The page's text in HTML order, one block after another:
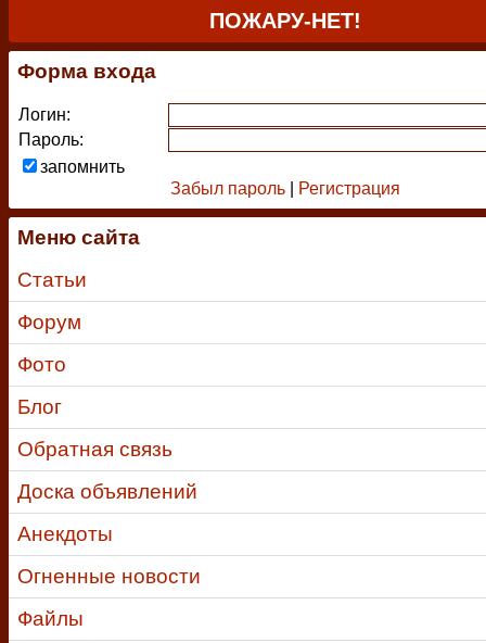
ПОЖАРУ-НЕТ!
Форма входа
Логин:
Пароль:
запомнить
Забыл пароль
Регистрация
Меню сайта
Статьи
Форум
Фото
Блог
Обратная связь
Доска объявлений
Анекдоты
Огненные новости
Файлы